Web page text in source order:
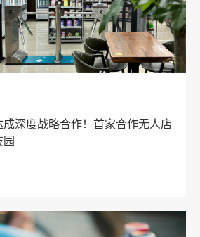
深度战略合作！首家合作无人店
园